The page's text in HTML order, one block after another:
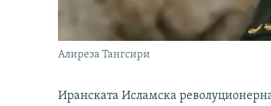
Алиреза Тангсири
Иранската Исламска